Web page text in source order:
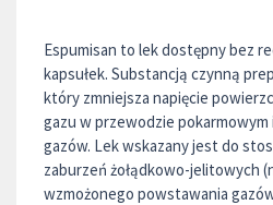
Espumisan to lek dostępny bez
kapsułek. Substancją czynną
który zmniejsza napięcie
gazu w przewodzie pokarmowym
gazów. Lek wskazany jest do
zaburzeń żołądkowo-jelitowych
wzmożonego powstawania